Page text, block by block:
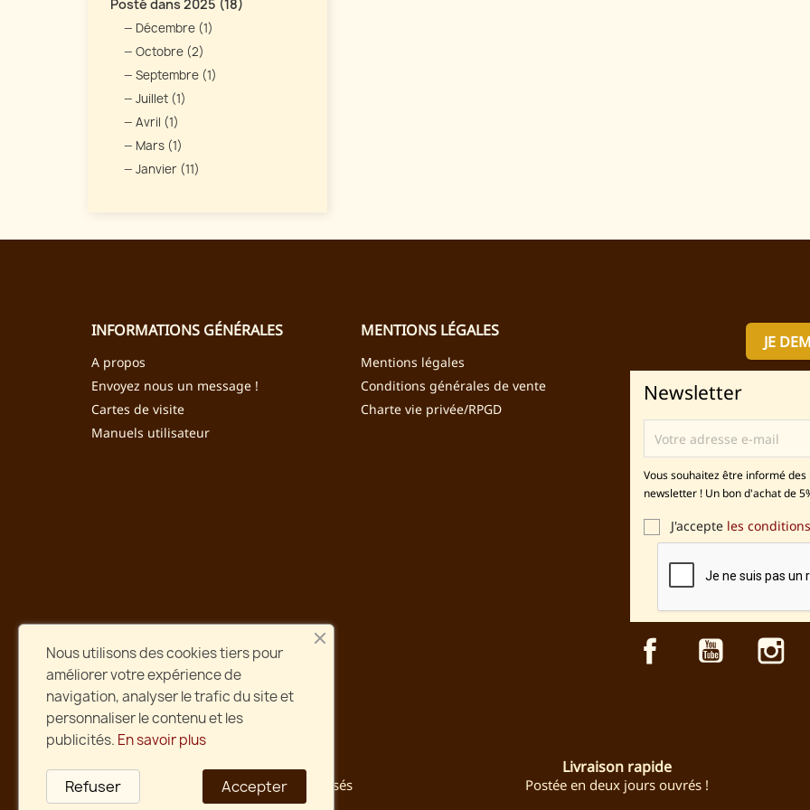
Posté dans 2025 (18)
Décembre (1)
Octobre (2)
Septembre (1)
Juillet (1)
Avril (1)
Mars (1)
Janvier (11)
INFORMATIONS GÉNÉRALES
A propos
Envoyez nous un message !
Cartes de visite
Manuels utilisateur
MENTIONS LÉGALES
Mentions légales
Conditions générales de vente
Charte vie privée/RPGD
JE
Newsletter
Vous souhaitez être informé
newsletter ! Un bon d'achat de
J'accepte les
Facebook YouTube
Sécurité
Paiement et site web sécurisés
Livraison rapide
Postée en deux jours ouvrés !
Nous utilisons des cookies tiers pour
améliorer votre expérience de
navigation, analyser le trafic du site et
personnaliser le contenu et les
publicités. En savoir plus
Accepter
Refuser